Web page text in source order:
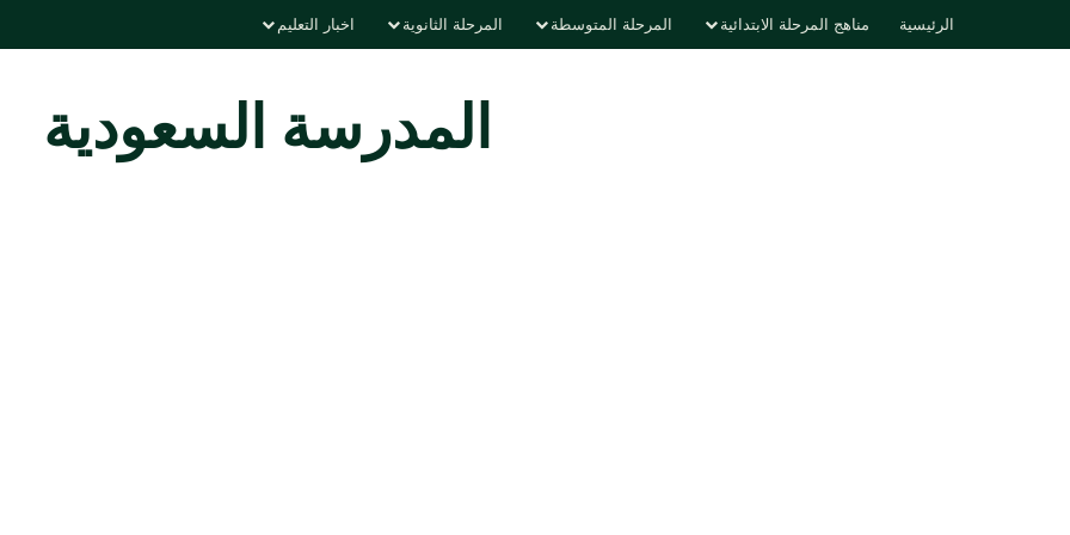
الرئيسية مناهج المرحلة الابتدائية المرحلة المتوسطة المرحلة الثانوية اخبار التعليم
المدرسة السعودية